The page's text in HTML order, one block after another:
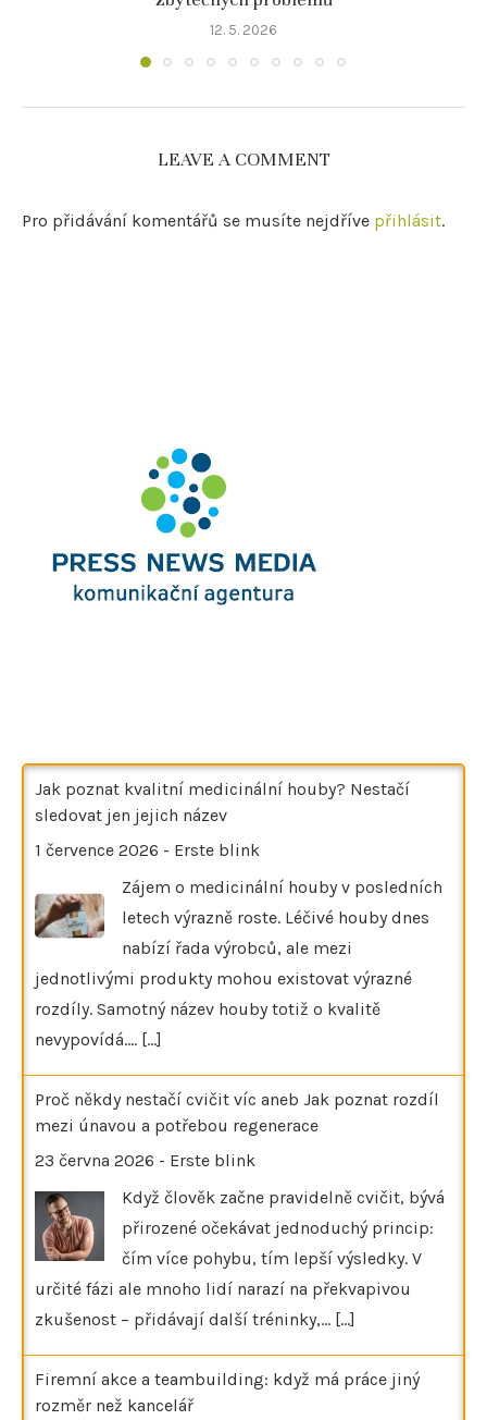
12. 5. 2026
LEAVE A COMMENT
Pro přidávání komentářů se musíte nejdříve přihlásit.
Jak poznat kvalitní medicinální houby? Nestačí
sledovat jen jejich název
1 července 2026 - Erste blink
Zájem o medicinální houby v posledních
letech výrazně roste. Léčivé houby dnes
nabízí řada výrobců, ale mezi
jednotlivými produkty mohou existovat výrazné
rozdíly. Samotný název houby totiž o kvalitě
nevypovídá.… [...]
Proč někdy nestačí cvičit víc aneb Jak poznat rozdíl
mezi únavou a potřebou regenerace
23 června 2026 - Erste blink
Když člověk začne pravidelně cvičit, bývá
přirozené očekávat jednoduchý princip:
čím více pohybu, tím lepší výsledky. V
určité fázi ale mnoho lidí narazí na překvapivou
zkušenost – přidávají další tréninky,… [...]
Firemní akce a teambuilding: když má práce jiný
rozměr než kancelář